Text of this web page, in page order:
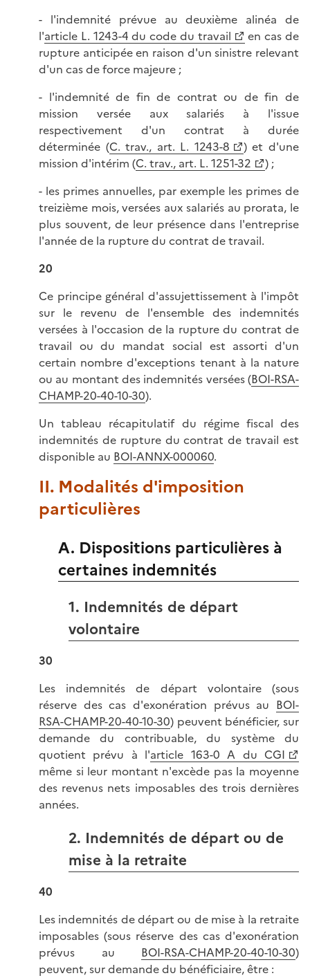
- l'indemnité prévue au deuxième alinéa de
l'article L. 1243-4 du code du travail
en cas de
rupture anticipée en raison d'un sinistre relevant
d'un cas de force majeure ;
- l'indemnité de fin de contrat ou de fin de
mission versée aux salariés à l'issue
respectivement d'un contrat à durée
déterminée (C. trav., art. L. 1243-8
) et d'une
mission d'intérim (C. trav., art. L. 1251-32
) ;
- les primes annuelles, par exemple les primes de
treizième mois, versées aux salariés au prorata, le
plus souvent, de leur présence dans l'entreprise
l'année de la rupture du contrat de travail.
20
Ce principe général d'assujettissement à l'impôt
sur le revenu de l'ensemble des indemnités
versées à l'occasion de la rupture du contrat de
travail ou du mandat social est assorti d'un
certain nombre d'exceptions tenant à la nature
ou au montant des indemnités versées (BOI-RSA-
CHAMP-20-40-10-30).
Un tableau récapitulatif du régime fiscal des
indemnités de rupture du contrat de travail est
disponible au BOI-ANNX-000060.
II. Modalités d'imposition
particulières
A. Dispositions particulières à
certaines indemnités
1. Indemnités de départ
volontaire
30
Les indemnités de départ volontaire (sous
réserve des cas d'exonération prévus au BOI-
RSA-CHAMP-20-40-10-30) peuvent bénéficier, sur
demande du contribuable, du système du
quotient prévu à l'article 163-0 A du CGI
même si leur montant n'excède pas la moyenne
des revenus nets imposables des trois dernières
années.
2. Indemnités de départ ou de
mise à la retraite
40
Les indemnités de départ ou de mise à la retraite
imposables (sous réserve des cas d'exonération
prévus au BOI-RSA-CHAMP-20-40-10-30)
peuvent, sur demande du bénéficiaire, être :